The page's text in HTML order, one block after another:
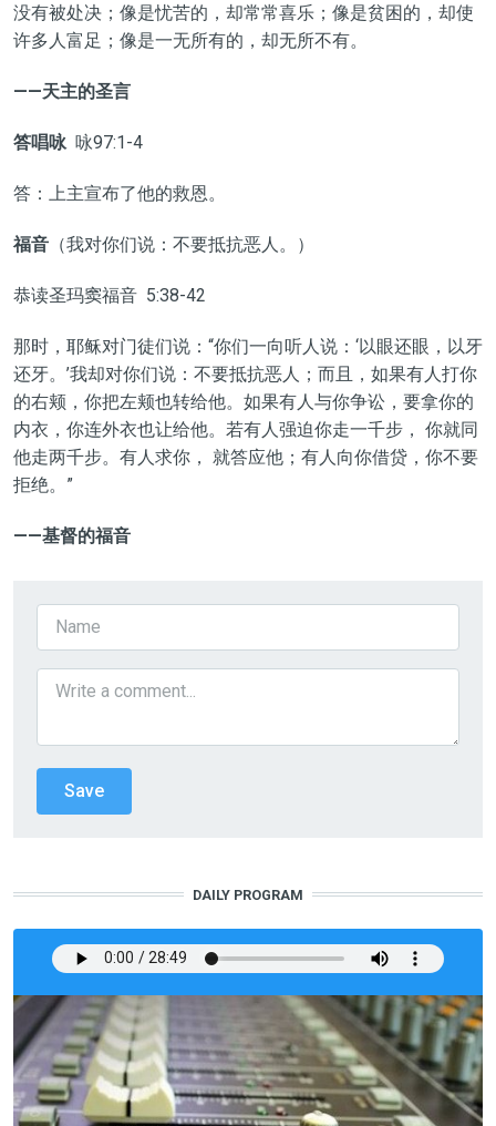
没有被处决；像是忧苦的，却常常喜乐；像是贫困的，却使
许多人富足；像是一无所有的，却无所不有。
——天主的圣言
答唱咏咏97:1-4
答：上主宣布了他的救恩。
福音（我对你们说：不要抵抗恶人。）
恭读圣玛窦福音 5:38-42
那时，耶稣对门徒们说：“你们一向听人说：‘以眼还眼，以牙
还牙。’我却对你们说：不要抵抗恶人；而且，如果有人打你
的右颊，你把左颊也转给他。如果有人与你争讼，要拿你的
内衣，你连外衣也让给他。若有人强迫你走一千步， 你就同
他走两千步。有人求你， 就答应他；有人向你借贷，你不要
拒绝。”
——基督的福音
DAILY PROGRAM